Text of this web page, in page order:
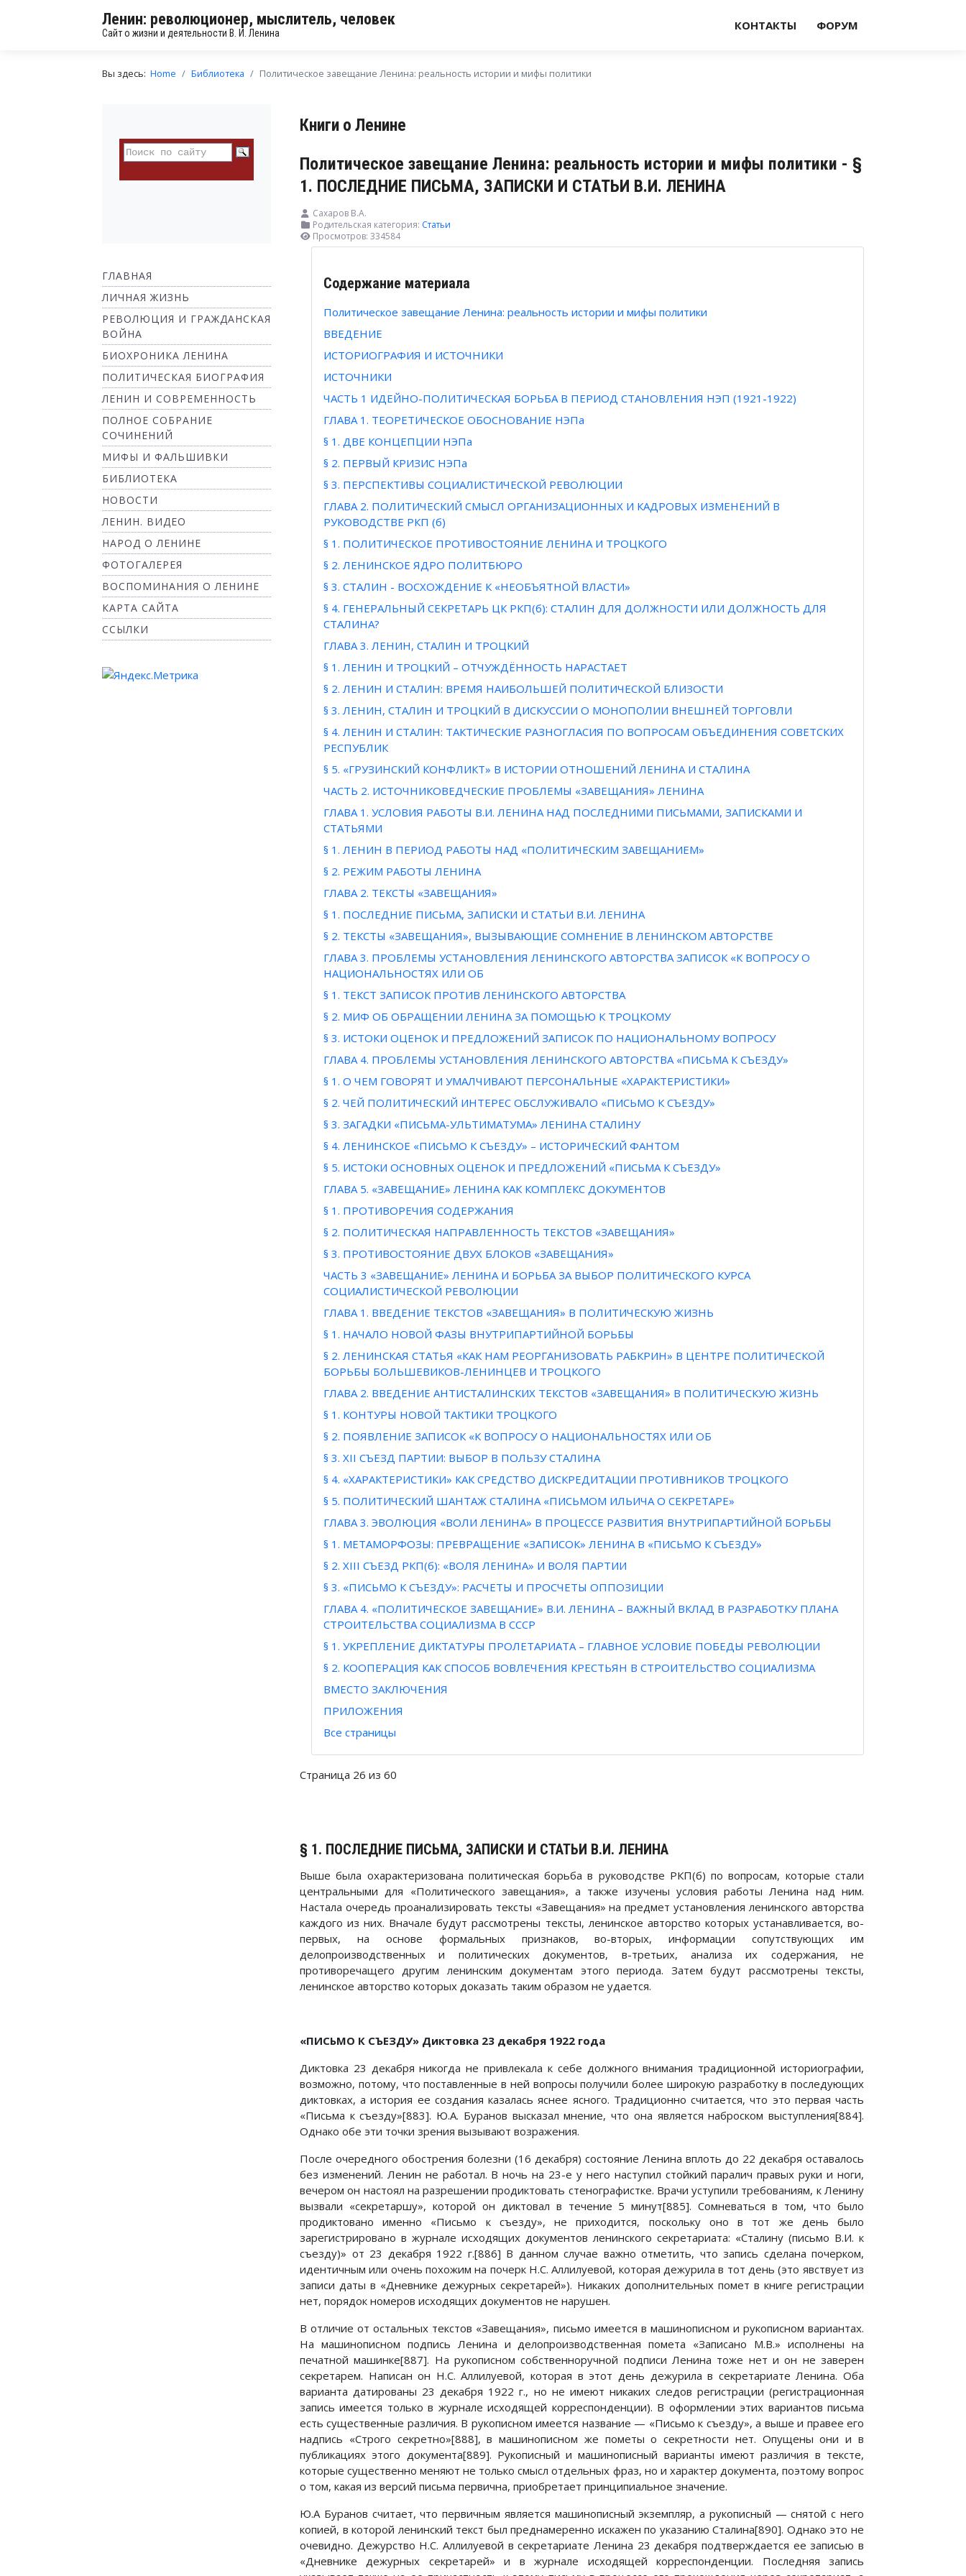
Ленин: революционер, мыслитель, человек
Сайт о жизни и деятельности В. И. Ленина
КОНТАКТЫ ФОРУМ
Вы здесь: Home Библиотека Политическое завещание Ленина: реальность истории и мифы политики
ГЛАВНАЯ
ЛИЧНАЯ ЖИЗНЬ
РЕВОЛЮЦИЯ И ГРАЖДАНСКАЯ
ВОЙНА
БИОХРОНИКА ЛЕНИНА
ПОЛИТИЧЕСКАЯ БИОГРАФИЯ
ЛЕНИН И СОВРЕМЕННОСТЬ
ПОЛНОЕ СОБРАНИЕ
СОЧИНЕНИЙ
МИФЫ И ФАЛЬШИВКИ
БИБЛИОТЕКА
НОВОСТИ
ЛЕНИН. ВИДЕО
НАРОД О ЛЕНИНЕ
ФОТОГАЛЕРЕЯ
ВОСПОМИНАНИЯ О ЛЕНИНЕ
КАРТА САЙТА
ССЫЛКИ
Книги о Ленине
Политическое завещание Ленина: реальность истории и мифы политики - §
1. ПОСЛЕДНИЕ ПИСЬМА, ЗАПИСКИ И СТАТЬИ В.И. ЛЕНИНА
Сахаров В.А.
Родительская категория: Статьи
Просмотров: 334584
Содержание материала
Политическое завещание Ленина: реальность истории и мифы политики
ВВЕДЕНИЕ
ИСТОРИОГРАФИЯ И ИСТОЧНИКИ
ИСТОЧНИКИ
ЧАСТЬ 1 ИДЕЙНО-ПОЛИТИЧЕСКАЯ БОРЬБА В ПЕРИОД СТАНОВЛЕНИЯ НЭП (1921-1922)
ГЛАВА 1. ТЕОРЕТИЧЕСКОЕ ОБОСНОВАНИЕ НЭПа
§ 1. ДВЕ КОНЦЕПЦИИ НЭПа
§ 2. ПЕРВЫЙ КРИЗИС НЭПа
§ 3. ПЕРСПЕКТИВЫ СОЦИАЛИСТИЧЕСКОЙ РЕВОЛЮЦИИ
ГЛАВА 2. ПОЛИТИЧЕСКИЙ СМЫСЛ ОРГАНИЗАЦИОННЫХ И КАДРОВЫХ ИЗМЕНЕНИЙ В
РУКОВОДСТВЕ РКП (б)
§ 1. ПОЛИТИЧЕСКОЕ ПРОТИВОСТОЯНИЕ ЛЕНИНА И ТРОЦКОГО
§ 2. ЛЕНИНСКОЕ ЯДРО ПОЛИТБЮРО
§ 3. СТАЛИН - ВОСХОЖДЕНИЕ К «НЕОБЪЯТНОЙ ВЛАСТИ»
§ 4. ГЕНЕРАЛЬНЫЙ СЕКРЕТАРЬ ЦК РКП(б): СТАЛИН ДЛЯ ДОЛЖНОСТИ ИЛИ ДОЛЖНОСТЬ ДЛЯ
СТАЛИНА?
ГЛАВА 3. ЛЕНИН, СТАЛИН И ТРОЦКИЙ
§ 1. ЛЕНИН И ТРОЦКИЙ – ОТЧУЖДЁННОСТЬ НАРАСТАЕТ
§ 2. ЛЕНИН И СТАЛИН: ВРЕМЯ НАИБОЛЬШЕЙ ПОЛИТИЧЕСКОЙ БЛИЗОСТИ
§ 3. ЛЕНИН, СТАЛИН И ТРОЦКИЙ В ДИСКУССИИ О МОНОПОЛИИ ВНЕШНЕЙ ТОРГОВЛИ
§ 4. ЛЕНИН И СТАЛИН: ТАКТИЧЕСКИЕ РАЗНОГЛАСИЯ ПО ВОПРОСАМ ОБЪЕДИНЕНИЯ СОВЕТСКИХ
РЕСПУБЛИК
§ 5. «ГРУЗИНСКИЙ КОНФЛИКТ» В ИСТОРИИ ОТНОШЕНИЙ ЛЕНИНА И СТАЛИНА
ЧАСТЬ 2. ИСТОЧНИКОВЕДЧЕСКИЕ ПРОБЛЕМЫ «ЗАВЕЩАНИЯ» ЛЕНИНА
ГЛАВА 1. УСЛОВИЯ РАБОТЫ В.И. ЛЕНИНА НАД ПОСЛЕДНИМИ ПИСЬМАМИ, ЗАПИСКАМИ И
СТАТЬЯМИ
§ 1. ЛЕНИН В ПЕРИОД РАБОТЫ НАД «ПОЛИТИЧЕСКИМ ЗАВЕЩАНИЕМ»
§ 2. РЕЖИМ РАБОТЫ ЛЕНИНА
ГЛАВА 2. ТЕКСТЫ «ЗАВЕЩАНИЯ»
§ 1. ПОСЛЕДНИЕ ПИСЬМА, ЗАПИСКИ И СТАТЬИ В.И. ЛЕНИНА
§ 2. ТЕКСТЫ «ЗАВЕЩАНИЯ», ВЫЗЫВАЮЩИЕ СОМНЕНИЕ В ЛЕНИНСКОМ АВТОРСТВЕ
ГЛАВА 3. ПРОБЛЕМЫ УСТАНОВЛЕНИЯ ЛЕНИНСКОГО АВТОРСТВА ЗАПИСОК «К ВОПРОСУ О
НАЦИОНАЛЬНОСТЯХ ИЛИ ОБ
§ 1. ТЕКСТ ЗАПИСОК ПРОТИВ ЛЕНИНСКОГО АВТОРСТВА
§ 2. МИФ ОБ ОБРАЩЕНИИ ЛЕНИНА ЗА ПОМОЩЬЮ К ТРОЦКОМУ
§ 3. ИСТОКИ ОЦЕНОК И ПРЕДЛОЖЕНИЙ ЗАПИСОК ПО НАЦИОНАЛЬНОМУ ВОПРОСУ
ГЛАВА 4. ПРОБЛЕМЫ УСТАНОВЛЕНИЯ ЛЕНИНСКОГО АВТОРСТВА «ПИСЬМА К СЪЕЗДУ»
§ 1. О ЧЕМ ГОВОРЯТ И УМАЛЧИВАЮТ ПЕРСОНАЛЬНЫЕ «ХАРАКТЕРИСТИКИ»
§ 2. ЧЕЙ ПОЛИТИЧЕСКИЙ ИНТЕРЕС ОБСЛУЖИВАЛО «ПИСЬМО К СЪЕЗДУ»
§ 3. ЗАГАДКИ «ПИСЬМА-УЛЬТИМАТУМА» ЛЕНИНА СТАЛИНУ
§ 4. ЛЕНИНСКОЕ «ПИСЬМО К СЪЕЗДУ» – ИСТОРИЧЕСКИЙ ФАНТОМ
§ 5. ИСТОКИ ОСНОВНЫХ ОЦЕНОК И ПРЕДЛОЖЕНИЙ «ПИСЬМА К СЪЕЗДУ»
ГЛАВА 5. «ЗАВЕЩАНИЕ» ЛЕНИНА КАК КОМПЛЕКС ДОКУМЕНТОВ
§ 1. ПРОТИВОРЕЧИЯ СОДЕРЖАНИЯ
§ 2. ПОЛИТИЧЕСКАЯ НАПРАВЛЕННОСТЬ ТЕКСТОВ «ЗАВЕЩАНИЯ»
§ 3. ПРОТИВОСТОЯНИЕ ДВУХ БЛОКОВ «ЗАВЕЩАНИЯ»
ЧАСТЬ 3 «ЗАВЕЩАНИЕ» ЛЕНИНА И БОРЬБА ЗА ВЫБОР ПОЛИТИЧЕСКОГО КУРСА
СОЦИАЛИСТИЧЕСКОЙ РЕВОЛЮЦИИ
ГЛАВА 1. ВВЕДЕНИЕ ТЕКСТОВ «ЗАВЕЩАНИЯ» В ПОЛИТИЧЕСКУЮ ЖИЗНЬ
§ 1. НАЧАЛО НОВОЙ ФАЗЫ ВНУТРИПАРТИЙНОЙ БОРЬБЫ
§ 2. ЛЕНИНСКАЯ СТАТЬЯ «КАК НАМ РЕОРГАНИЗОВАТЬ РАБКРИН» В ЦЕНТРЕ ПОЛИТИЧЕСКОЙ
БОРЬБЫ БОЛЬШЕВИКОВ-ЛЕНИНЦЕВ И ТРОЦКОГО
ГЛАВА 2. ВВЕДЕНИЕ АНТИСТАЛИНСКИХ ТЕКСТОВ «ЗАВЕЩАНИЯ» В ПОЛИТИЧЕСКУЮ ЖИЗНЬ
§ 1. КОНТУРЫ НОВОЙ ТАКТИКИ ТРОЦКОГО
§ 2. ПОЯВЛЕНИЕ ЗАПИСОК «К ВОПРОСУ О НАЦИОНАЛЬНОСТЯХ ИЛИ ОБ
§ 3. XII СЪЕЗД ПАРТИИ: ВЫБОР В ПОЛЬЗУ СТАЛИНА
§ 4. «ХАРАКТЕРИСТИКИ» КАК СРЕДСТВО ДИСКРЕДИТАЦИИ ПРОТИВНИКОВ ТРОЦКОГО
§ 5. ПОЛИТИЧЕСКИЙ ШАНТАЖ СТАЛИНА «ПИСЬМОМ ИЛЬИЧА О СЕКРЕТАРЕ»
ГЛАВА 3. ЭВОЛЮЦИЯ «ВОЛИ ЛЕНИНА» В ПРОЦЕССЕ РАЗВИТИЯ ВНУТРИПАРТИЙНОЙ БОРЬБЫ
§ 1. МЕТАМОРФОЗЫ: ПРЕВРАЩЕНИЕ «ЗАПИСОК» ЛЕНИНА В «ПИСЬМО К СЪЕЗДУ»
§ 2. XIII СЪЕЗД РКП(б): «ВОЛЯ ЛЕНИНА» И ВОЛЯ ПАРТИИ
§ 3. «ПИСЬМО К СЪЕЗДУ»: РАСЧЕТЫ И ПРОСЧЕТЫ ОППОЗИЦИИ
ГЛАВА 4. «ПОЛИТИЧЕСКОЕ ЗАВЕЩАНИЕ» В.И. ЛЕНИНА – ВАЖНЫЙ ВКЛАД В РАЗРАБОТКУ ПЛАНА
СТРОИТЕЛЬСТВА СОЦИАЛИЗМА В СССР
§ 1. УКРЕПЛЕНИЕ ДИКТАТУРЫ ПРОЛЕТАРИАТА – ГЛАВНОЕ УСЛОВИЕ ПОБЕДЫ РЕВОЛЮЦИИ
§ 2. КООПЕРАЦИЯ КАК СПОСОБ ВОВЛЕЧЕНИЯ КРЕСТЬЯН В СТРОИТЕЛЬСТВО СОЦИАЛИЗМА
ВМЕСТО ЗАКЛЮЧЕНИЯ
ПРИЛОЖЕНИЯ
Все страницы
Страница 26 из 60
§ 1. ПОСЛЕДНИЕ ПИСЬМА, ЗАПИСКИ И СТАТЬИ В.И. ЛЕНИНА
Выше была охарактеризована политическая борьба в руководстве РКП(б) по вопросам, которые стали
центральными для «Политического завещания», а также изучены условия работы Ленина над ним.
Настала очередь проанализировать тексты «Завещания» на предмет установления ленинского авторства
каждого из них. Вначале будут рассмотрены тексты, ленинское авторство которых устанавливается, во-
первых, на основе формальных признаков, во-вторых, информации сопутствующих им
делопроизводственных и политических документов, в-третьих, анализа их содержания, не
противоречащего другим ленинским документам этого периода. Затем будут рассмотрены тексты,
ленинское авторство которых доказать таким образом не удается.
«ПИСЬМО К СЪЕЗДУ» Диктовка 23 декабря 1922 года
Диктовка 23 декабря никогда не привлекала к себе должного внимания традиционной историографии,
возможно, потому, что поставленные в ней вопросы получили более широкую разработку в последующих
диктовках, а история ее создания казалась яснее ясного. Традиционно считается, что это первая часть
«Письма к съезду»[883]. Ю.А. Буранов высказал мнение, что она является наброском выступления[884].
Однако обе эти точки зрения вызывают возражения.
После очередного обострения болезни (16 декабря) состояние Ленина вплоть до 22 декабря оставалось
без изменений. Ленин не работал. В ночь на 23-е у него наступил стойкий паралич правых руки и ноги,
вечером он настоял на разрешении продиктовать стенографистке. Врачи уступили требованиям, к Ленину
вызвали «секретаршу», которой он диктовал в течение 5 минут[885]. Сомневаться в том, что было
продиктовано именно «Письмо к съезду», не приходится, поскольку оно в тот же день было
зарегистрировано в журнале исходящих документов ленинского секретариата: «Сталину (письмо В.И. к
съезду)» от 23 декабря 1922 г.[886] В данном случае важно отметить, что запись сделана почерком,
идентичным или очень похожим на почерк Н.С. Аллилуевой, которая дежурила в тот день (это явствует из
записи даты в «Дневнике дежурных секретарей»). Никаких дополнительных помет в книге регистрации
нет, порядок номеров исходящих документов не нарушен.
В отличие от остальных текстов «Завещания», письмо имеется в машинописном и рукописном вариантах.
На машинописном подпись Ленина и делопроизводственная помета «Записано М.В.» исполнены на
печатной машинке[887]. На рукописном собственноручной подписи Ленина тоже нет и он не заверен
секретарем. Написан он Н.С. Аллилуевой, которая в этот день дежурила в секретариате Ленина. Оба
варианта датированы 23 декабря 1922 г., но не имеют никаких следов регистрации (регистрационная
запись имеется только в журнале исходящей корреспонденции). В оформлении этих вариантов письма
есть существенные различия. В рукописном имеется название — «Письмо к съезду», а выше и правее его
надпись «Строго секретно»[888], в машинописном же пометы о секретности нет. Опущены они и в
публикациях этого документа[889]. Рукописный и машинописный варианты имеют различия в тексте,
которые существенно меняют не только смысл отдельных фраз, но и характер документа, поэтому вопрос
о том, какая из версий письма первична, приобретает принципиальное значение.
Ю.А Буранов считает, что первичным является машинописный экземпляр, а рукописный — снятой с него
копией, в которой ленинский текст был преднамеренно искажен по указанию Сталина[890]. Однако это не
очевидно. Дежурство Н.С. Аллилуевой в секретариате Ленина 23 декабря подтверждается ее записью в
«Дневнике дежурных секретарей» и в журнале исходящей корреспонденции. Последняя запись